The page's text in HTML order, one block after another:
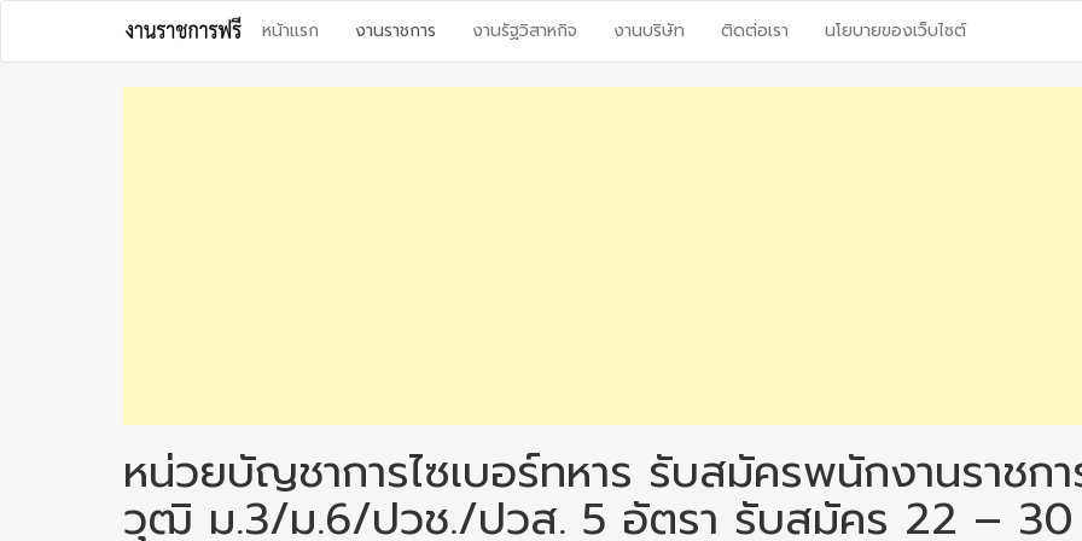
content
หน้าแรก งานราชการ งานรัฐวิสาหกิจ งานบริษัท ติดต่อเรา นโยบายของเว็บไซต์
หน่วยบัญชาการไซเบอร์ทหาร รับสมัครพนักงานราชก
วุฒิ ม.3/ม.6/ปวช./ปวส. 5 อัตรา รับสมัคร 22 – 30